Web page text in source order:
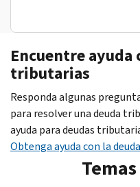
Encuentre ayuda
tributarias
Responda algunas
para resolver una deuda
ayuda para deudas
Obtenga ayuda con la